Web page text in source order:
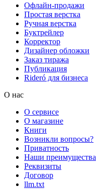
Офлайн-продажи
Простая верстка
Ручная верстка
Буктрейлер
Корректор
Дизайнер обложки
Заказ тиража
Публикация
Rideró для бизнеса
О нас
О сервисе
О магазине
Книги
Возникли вопросы?
Приватность
Наши преимущества
Реквизиты
Договор
llm.txt